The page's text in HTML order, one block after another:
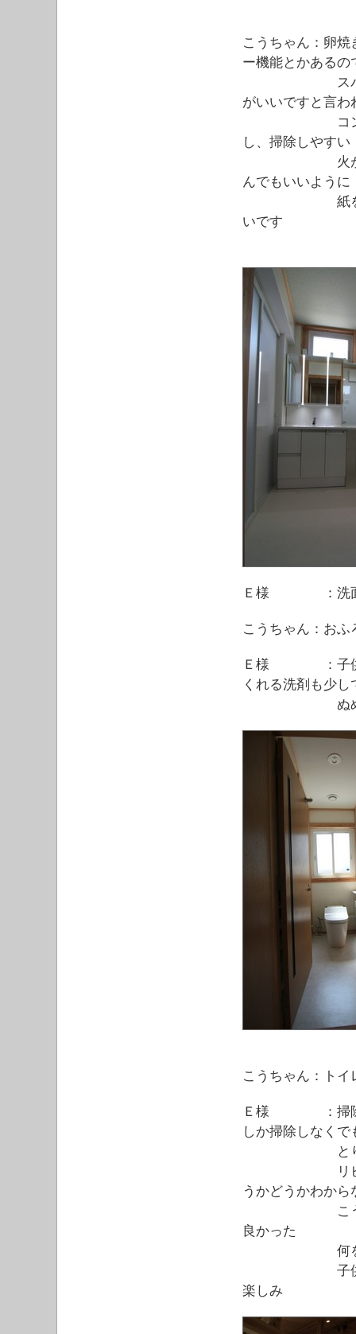
こうちゃん：卵
ー機能とかあるの
スパゲティー
がいいですと言わ
コンロ廻り
し、掃除しやすい
火が移る心配
んでもいいように
紙を敷き詰め
いです
Ｅ様 ：洗面の
こうちゃん：お
Ｅ様 ：子供た
くれる洗剤も少し
ぬめりもき
こうちゃん：ト
Ｅ様 ：掃除し
しか掃除しなくで
とりにくい
リビングの壁
うかどうかわから
こうちゃんが
良かった
何を貼って
子供が大きく
楽しみ